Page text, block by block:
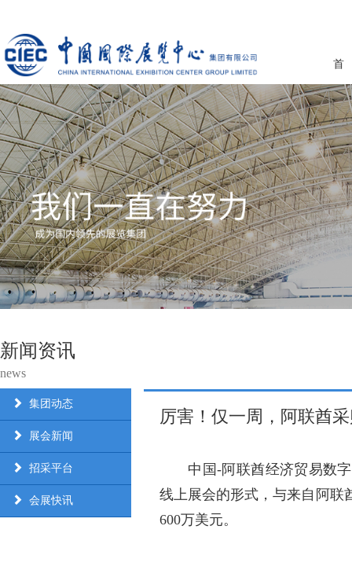
首
新闻资讯
news
集团动态
展会新闻
招采平台
会展快讯
厉害！仅一周，阿联酋
中国-阿联酋经济贸易数字
线上展会的形式，与来自阿联
600万美元。